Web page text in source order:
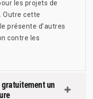
les projets de
Outre cette
présente d’autres
contre les
un